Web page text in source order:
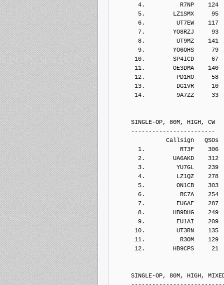
4.          R7NP    124
5.        LZ1SMX     95
6.         UT7EW    117
7.        YO8RZJ     93
8.         UT9MZ    141
9.        YO6OHS     79
10.        SP4ICD     67
11.        OE3DMA    140
12.         PD1RO     58
13.         DG1VR     10
14.         9A7ZZ     33
SINGLE-OP, 80M, HIGH, CW
------------------------
Callsign   QSOs  Points
1.          RT3F    306
2.        UA6AKD    312
3.         YU7GL    239
4.         LZ1QZ    278
5.         ON1CB    303
6.          RC7A    254
7.         EU6AF    287
8.        HB9DHG    249
9.         EU1AI    209
10.         UT3RN    135
11.          R3OM    129
12.        HB9CPS     21
SINGLE-OP, 80M, HIGH,